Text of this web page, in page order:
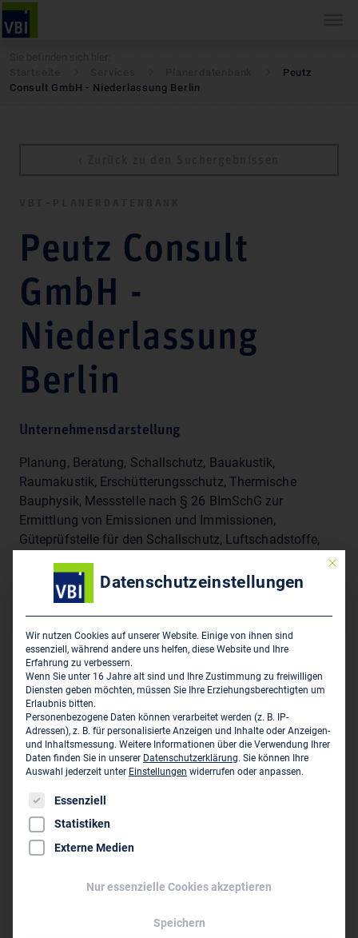
Peutz
Consult GmbH - Niederlassung Berlin
Peutz Consult
GmbH -
Niederlassung
Berlin
Unternehmensdarstellung
Planung, Beratung, Schallschutz, Bauakustik,
Raumakustik, Erschütterungsschutz, Thermische
Bauphysik, Messstelle nach § 26 BImSchG zur
Ermittlung von Emissionen und Immissionen,
Güteprüfstelle für den Schallschutz, Luftschadstoffe,
Verschattungsgutachten, EnEV, Gebäudesimulation,
Klima, Baulärmmessungen, Erschütterungsmessungen
Sitz des Zweigbüros
Peutz Consult GmbH - Niederlassung Berlin
Pestalozzistraße 3
D-10625 Berlin
030 92 100 87 00
030 92 100 87 29
berlin@peutz.de
www.peutz.de
Dieses Unternehmen ist ein Zweigbüro von:
Peutz Consult GmbH ›
Mit
Datenschutzeinstellungen
Wir nutzen Cookies auf unserer Website. Einige von ihnen sind
essenziell, während andere uns helfen, diese Website und Ihre
Erfahrung zu verbessern.
Wenn Sie unter 16 Jahre alt sind und Ihre Zustimmung zu freiwilligen
Diensten geben möchten, müssen Sie Ihre Erziehungsberechtigten um
Erlaubnis bitten.
Personenbezogene Daten können verarbeitet werden (z. B. IP-
Adressen), z. B. für personalisierte Anzeigen und Inhalte oder Anzeigen-
und Inhaltsmessung. Weitere Informationen über die Verwendung Ihrer
Daten finden Sie in unserer Datenschutzerklärung. Sie können Ihre
Auswahl jederzeit unter Einstellungen widerrufen oder anpassen.
Es folgt eine Liste der Service-Gruppen, für die eine
Essenziell
Statistiken
Externe Medien
Nur essenzielle Cookies akzeptieren
Speichern